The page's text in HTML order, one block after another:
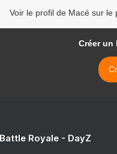
Voir le profil de Macé sur le
Créer un
Royale - DayZ